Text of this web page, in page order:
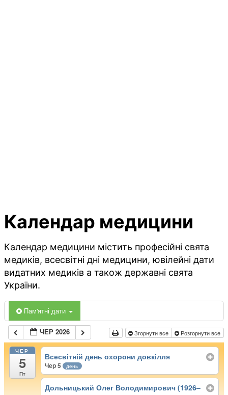
Календар медицини
Календар медицини містить професійні свята
медиків, всесвітні дні медицини, ювілейні дати
видатних медиків а також державні свята
України.
Пам'ятні дати
ЧЕР 2026 Згорнути все Розгорнути все
ЧЕР
5
Пт
Всесвітній день охорони довкілля
Чер 5 день
Дольницький Олег Володимирович (1926–